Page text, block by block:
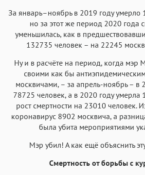
За январь–ноябрь в 2019 году умерло
но за этот же период 2020 года
уменьшилась, как в
132735 человек – на 22245
Ну и в расчёте на период, когда мэр
своими как бы
москвичами, – за апрель-ноябрь – в
78725 человек, а в 2020 году умерла
рост смертности на 23010 человек.
коронавирус 8902 москвича, а
была убита мероприятиями
Мэр убил! А как ещё объяснить
Смертность от борьбы с